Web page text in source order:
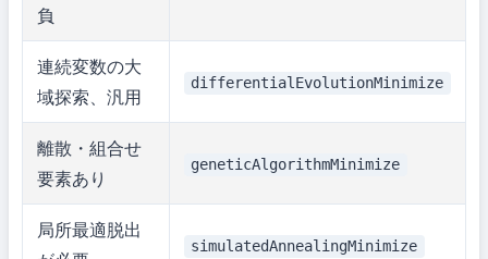
負
連続変数の大
域探索、汎用
differentialEvolutionMinimize
離散・組合せ
要素あり
geneticAlgorithmMinimize
局所最適脱出
simulatedAnnealingMinimize